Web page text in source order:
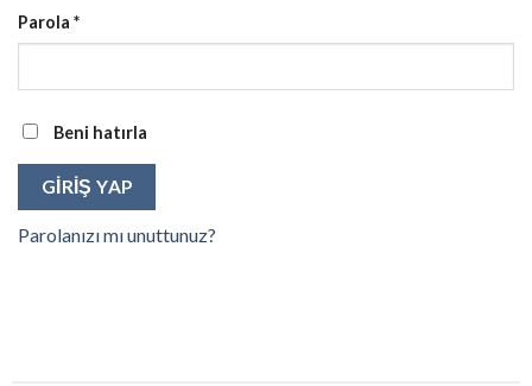
Parola *
Beni hatırla
GIRIŞ YAP
Parolanızı mı unuttunuz?